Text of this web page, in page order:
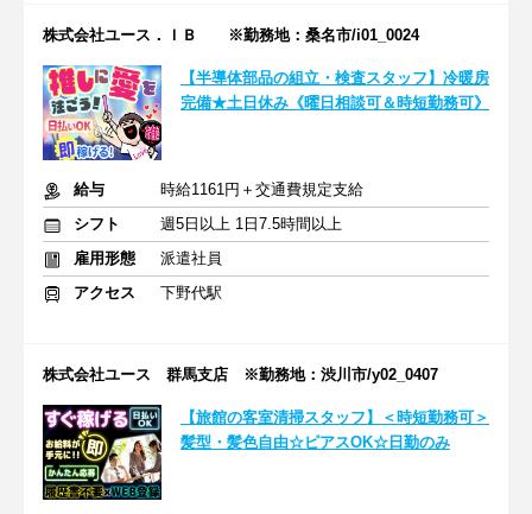
株式会社ユース．ＩＢ ※勤務地：桑名市/i01_0024
【半導体部品の組立・検査スタッフ】冷暖房
完備★土日休み《曜日相談可＆時短勤務可》
給与
時給1161円＋交通費規定支給
シフト
週5日以上 1日7.5時間以上
雇用形態
派遣社員
アクセス
下野代駅
株式会社ユース 群馬支店 ※勤務地：渋川市/y02_0407
【旅館の客室清掃スタッフ】＜時短勤務可＞
髪型・髪色自由☆ピアスOK☆日勤のみ